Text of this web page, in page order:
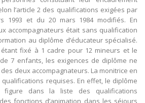
l’article 2 des qualifications exigées par
1993 et du 20 mars 1984 modifiés. En
accompagnateurs était sans qualification
au diplôme d’éducateur spécialisé.
étant fixé à 1 cadre pour 12 mineurs et le
7 enfants, les exigences de diplôme ne
deux accompagnateurs. La monitrice en
requises. En effet, le diplôme
figure dans la liste des qualifications
fonctions d’animation dans les séjours